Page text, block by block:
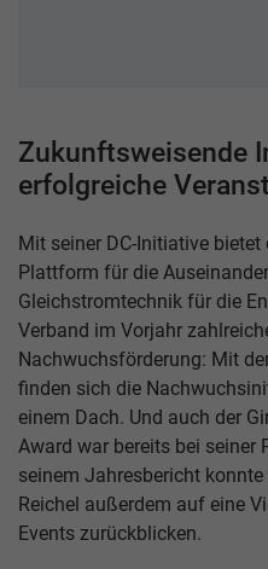
Zukunftsweisende
erfolgreiche
Mit seiner DC-Initiative bietet
Plattform für die
Gleichstromtechnik für die
Verband im Vorjahr
Nachwuchsförderung: Mit
finden sich die
einem Dach. Und auch der
Award war bereits bei seiner
seinem Jahresbericht konnte
Reichel außerdem auf eine
Events zurückblicken.